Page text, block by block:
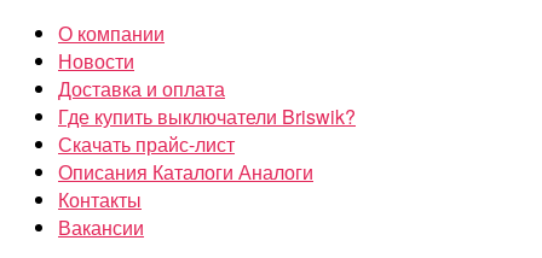
Перейти
содержимому
О компании
Новости
Доставка и оплата
Где купить выключатели Briswik?
Скачать прайс-лист
Описания Каталоги Аналоги
Контакты
Вакансии